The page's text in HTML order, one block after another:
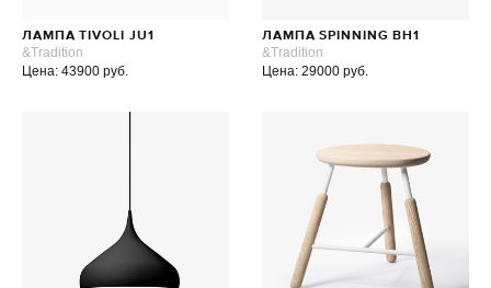
ЛАМПА TIVOLI JU1
&Tradition
Цена: 43900 руб.
ЛАМПА SPINNING BH1
&Tradition
Цена: 29000 руб.